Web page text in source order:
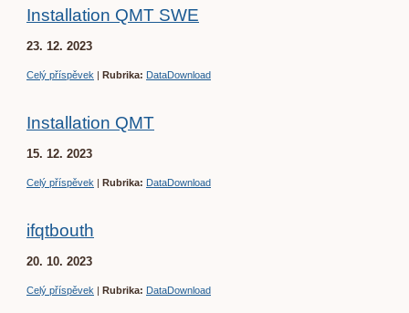
Installation QMT SWE
23. 12. 2023
Celý příspěvek | Rubrika: DataDownload
Installation QMT
15. 12. 2023
Celý příspěvek | Rubrika: DataDownload
ifqtbouth
20. 10. 2023
Celý příspěvek | Rubrika: DataDownload